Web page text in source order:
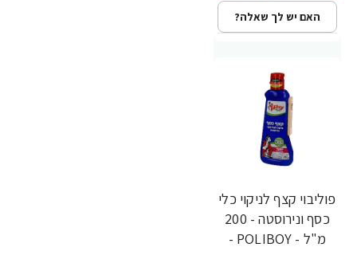
האם יש לך שאלה?
פוליבוי קצף לניקוי כלי
כסף ונירוסטה - 200
מ"ל - POLIBOY -